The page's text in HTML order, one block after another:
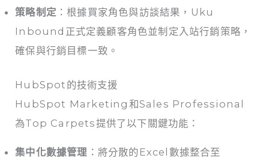
策略制定 ：根據買家角色與訪談結果，Uku
Inbound正式定義顧客角色並制定入站行銷策略，
確保與行銷目標一致。
HubSpot的技術支援
HubSpot Marketing和Sales Professional
為Top Carpets提供了以下關鍵功能：
集中化數據管理 ：將分散的Excel數據整合至